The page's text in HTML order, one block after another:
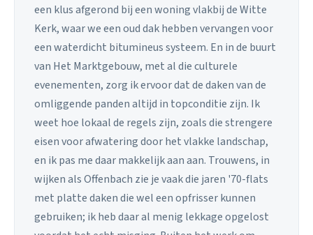
een klus afgerond bij een woning vlakbij de Witte
Kerk, waar we een oud dak hebben vervangen voor
een waterdicht bitumineus systeem. En in de buurt
van Het Marktgebouw, met al die culturele
evenementen, zorg ik ervoor dat de daken van de
omliggende panden altijd in topconditie zijn. Ik
weet hoe lokaal de regels zijn, zoals die strengere
eisen voor afwatering door het vlakke landschap,
en ik pas me daar makkelijk aan aan. Trouwens, in
wijken als Offenbach zie je vaak die jaren '70-flats
met platte daken die wel een opfrisser kunnen
gebruiken; ik heb daar al menig lekkage opgelost